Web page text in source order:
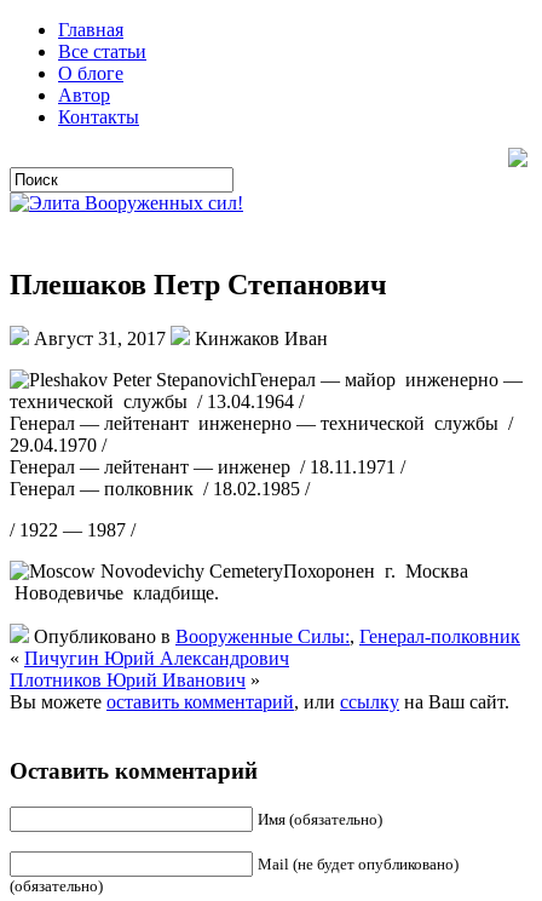
Главная
Все статьи
О блоге
Автор
Контакты
Плешаков Петр Степанович
Август 31, 2017
Кинжаков Иван
Генерал — майор инженерно —
технической службы / 13.04.1964 /
Генерал — лейтенант инженерно — технической службы /
29.04.1970 /
Генерал — лейтенант — инженер / 18.11.1971 /
Генерал — полковник / 18.02.1985 /
/ 1922 — 1987 /
Похоронен г. Москва
Новодевичье кладбище.
Опубликовано в Вооруженные Силы:, Генерал-полковник
« Пичугин Юрий Александрович
Плотников Юрий Иванович »
Вы можете оставить комментарий, или ссылку на Ваш сайт.
Оставить комментарий
Имя (обязательно)
Mail (не будет опубликовано)
(обязательно)